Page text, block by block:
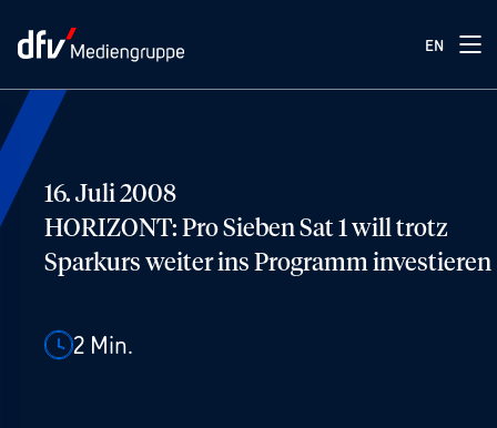
EN
16. Juli 2008
HORIZONT: Pro Sieben Sat 1 will trotz
Sparkurs weiter ins Programm investieren
2 Min.